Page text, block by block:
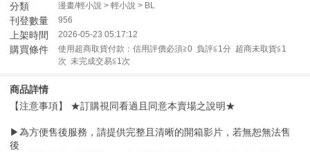
分類
漫畫/輕小說 > 輕小說 > BL
刊登數量 956
上架時間 2026-05-23 05:17:12
購買條件
使用超商取貨付款：信用評價必須≧0 負評≦1分 超商未取貨≦1
次 未完成交易≦1次
商品詳情
【注意事項】 ★訂購視同看過且同意本賣場之說明★
▶為方便售後服務，請提供完整且清晰的開箱影片，若無恕無法售
後